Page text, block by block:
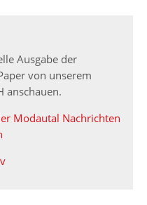
Ausgabe der
von unserem
anschauen.
Modautal Nachrichten